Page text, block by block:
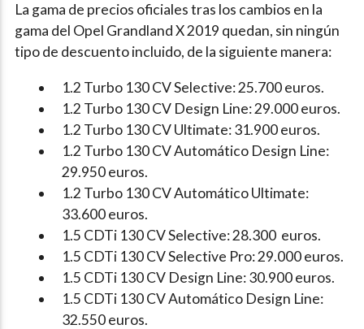
La gama de precios oficiales tras los cambios en la
gama del Opel Grandland X 2019 quedan, sin ningún
tipo de descuento incluido, de la siguiente manera:
1.2 Turbo 130 CV Selective: 25.700 euros.
1.2 Turbo 130 CV Design Line: 29.000 euros.
1.2 Turbo 130 CV Ultimate: 31.900 euros.
1.2 Turbo 130 CV Automático Design Line:
29.950 euros.
1.2 Turbo 130 CV Automático Ultimate:
33.600 euros.
1.5 CDTi 130 CV Selective: 28.300 euros.
1.5 CDTi 130 CV Selective Pro: 29.000 euros.
1.5 CDTi 130 CV Design Line: 30.900 euros.
1.5 CDTi 130 CV Automático Design Line:
32.550 euros.